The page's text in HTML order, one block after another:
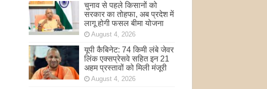
चुनाव से पहले किसानों को
सरकार का तोहफा, अब प्रदेश में
लागू होगी फसल बीमा योजना
August 4, 2026
यूपी कैबिनेट: 74 किमी लंबे जेवर
लिंक एक्सप्रेसवे सहित इन 21
अहम प्रस्तावों को मिली मंजूरी
August 4, 2026